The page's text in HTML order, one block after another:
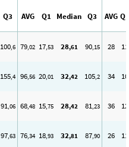
Q3 AVG Q1 Median Q3 AVG Q1
100,6 79,02 17,53 28,61 90,15 28 11
155,4 96,56 20,01 32,42 105,2 34 10
91,06 68,48 15,75 28,42 81,23 36 12
97,63 76,34 18,93 32,81 87,90 26 11